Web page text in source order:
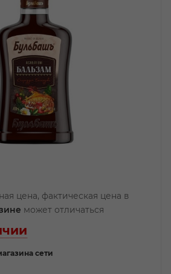
цена, фактическая цена в
может отличаться
сети